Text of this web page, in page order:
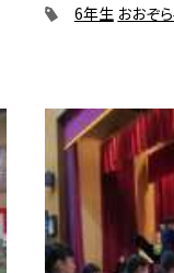
6年生 おおぞ